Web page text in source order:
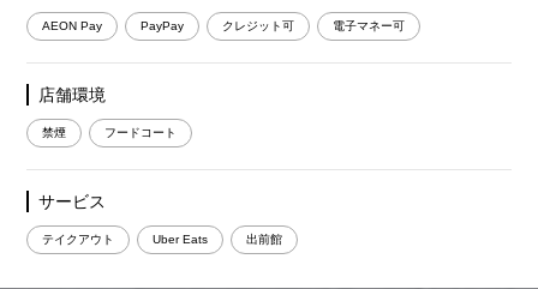
AEON Pay PayPay クレジット可 電子マネー可
店舗環境
禁煙 フードコート
サービス
テイクアウト Uber Eats 出前館